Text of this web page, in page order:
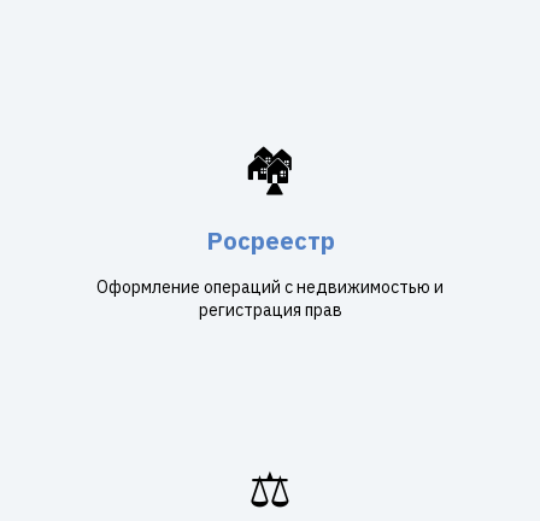
🏘️
Росреестр
Оформление операций с недвижимостью и
регистрация прав
⚖️